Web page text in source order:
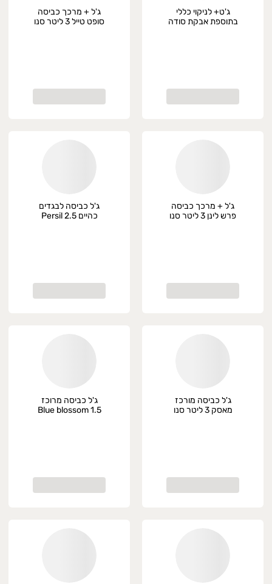
ג'ט+ לניקוי כללי
בתוספת אבקת סודה
ג'ל + מרכך כביסה
סופט טייל 3 ליטר סנו
ג'ל + מרכך כביסה
פרש לינן 3 ליטר סנו
ג'ל כביסה לבגדים
כהיים Persil 2.5
ג'ל כביסה מורכז
מאסק 3 ליטר סנו
ג'ל כביסה מרוכז
Blue blossom 1.5